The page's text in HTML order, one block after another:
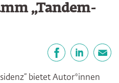
„Tandem-
bietet Autor*innen